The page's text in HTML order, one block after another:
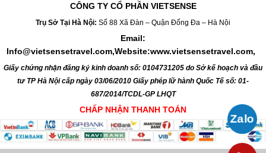
CÔNG TY CỔ PHẦN VIETSENSE
Trụ Sở Tại Hà Nội: Số 88 Xã Đàn – Quận Đống Đa – Hà Nội
Email:
Info@vietsensetravel.com,Website:www.vietsensetravel.com,
Giấy chứng nhận đăng ký kinh doanh số: 0104731205 do Sở kế hoạch và đầu
tư TP Hà Nội cấp ngày 03/06/2010 Giấy phép lữ hành Quốc Tế số: 01-
687/2014/TCDL-GP LHQT
CHẤP NHẬN THANH TOÁN